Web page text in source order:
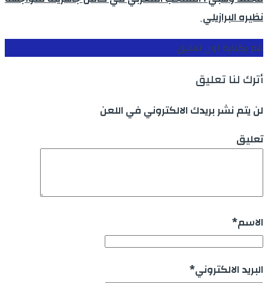
نظيره البرازيلي
قم بكتابة اول تعليق
أترك لنا تعليق
لن يتم نشر بريدك الالكتروني في اللعن
تعليق
الاسم*
البريد الالكتروني*